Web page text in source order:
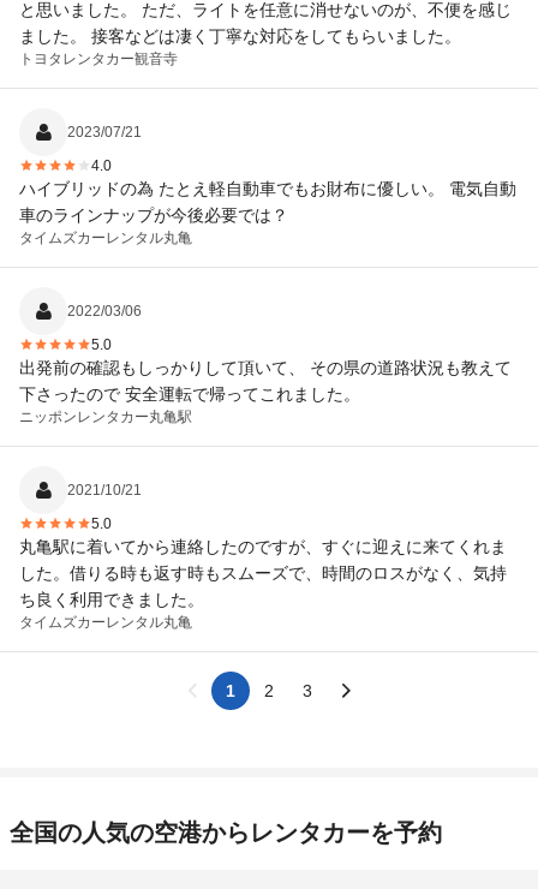
と思いました。 ただ、ライトを任意に消せないのが、不便を感じ
ました。 接客などは凄く丁寧な対応をしてもらいました。
トヨタレンタカー観音寺
2023/07/21
4.0
ハイブリッドの為 たとえ軽自動車でもお財布に優しい。 電気自動
車のラインナップが今後必要では？
タイムズカーレンタル丸亀
2022/03/06
5.0
出発前の確認もしっかりして頂いて、 その県の道路状況も教えて
下さったので 安全運転で帰ってこれました。
ニッポンレンタカー丸亀駅
2021/10/21
5.0
丸亀駅に着いてから連絡したのですが、すぐに迎えに来てくれま
した。借りる時も返す時もスムーズで、時間のロスがなく、気持
ち良く利用できました。
タイムズカーレンタル丸亀
1 2 3
全国の人気の空港からレンタカーを予約